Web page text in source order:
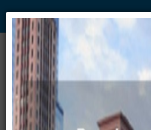
WWW. PABLO G PAEZ
www . piramide